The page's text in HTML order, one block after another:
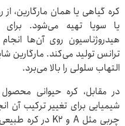
کره گیاهی یا همان مارگارین،
یا سویا تهیه می‌شود. برای
هیدروژناسیون روی آن‌ها
ترانس تولید می‌کند. مارگارین
التهاب سلولی را بالا می‌برد.
در مقابل، کره حیوانی
شیمیایی برای تغییر ترکیب آن